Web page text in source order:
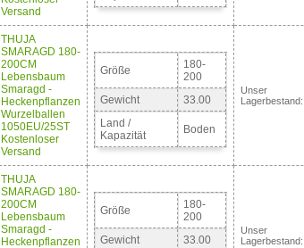
Versand
THUJA
SMARAGD 180-
200CM
Lebensbaum
Smaragd -
Heckenpflanzen
Wurzelballen
1050EU/25ST
Kostenloser
Versand
Größe
180-
200
Gewicht
33.00
Land /
Kapazität
Boden
Unser
Lagerbestand:
THUJA
SMARAGD 180-
200CM
Lebensbaum
Smaragd -
Heckenpflanzen
Größe
180-
200
Gewicht
33.00
Unser
Lagerbestand: